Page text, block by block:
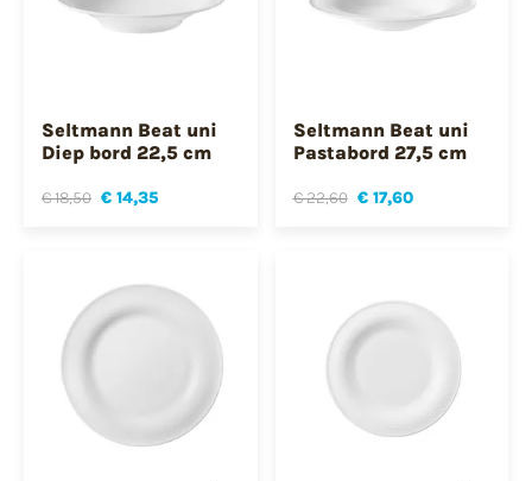
Seltmann Beat uni
Diep bord 22,5 cm
€ 18,50 € 14,35
Seltmann Beat uni
Pastabord 27,5 cm
€ 22,60 € 17,60